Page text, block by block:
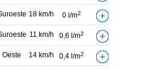
18 km/h 0 l/m2
11 km/h 0,6 l/m2
Oeste 14 km/h 0,4 l/m2